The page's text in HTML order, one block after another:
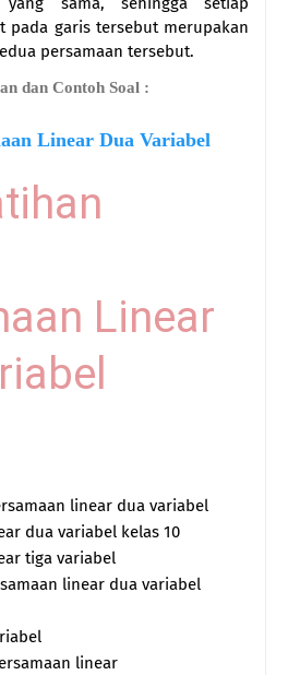
pada garis tersebut merupakan
persamaan tersebut.
dan Contoh Soal :
Linear Dua Variabel
Linear
linear dua variabel
dua variabel kelas 10
tiga variabel
linear dua variabel
linear